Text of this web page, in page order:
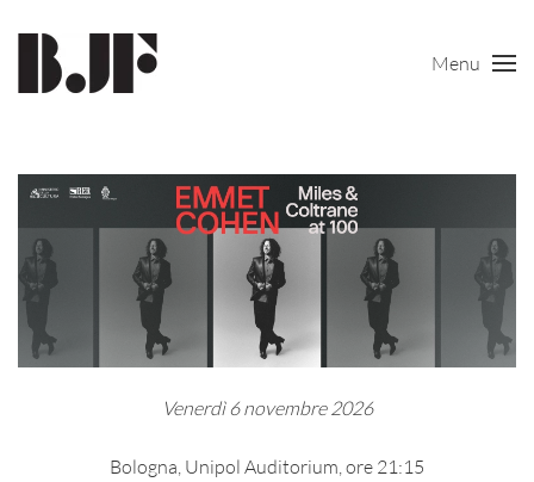
Skip to main content Menu
Venerdì 6 novembre 2026
Bologna, Unipol Auditorium, ore 21:15